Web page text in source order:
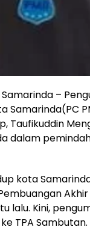
Samarinda –
Samarinda(PC
Taufikuddin
dalam
kota
lalu. Kini,
TPA Sambutan.